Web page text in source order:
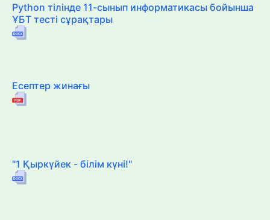
Python тілінде 11-сынып информатикасы бойынша
ҰБТ тесті сұрақтары
Есептер жинағы
"1 Қыркүйек - білім күні!"